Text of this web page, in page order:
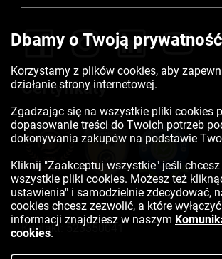
Certyfikaty
Kontakt:523350041
Dbamy o Twoją
Korzystamy z plików cookies, aby
działanie strony internetowej.
Zgadzając się na wszystkie pliki cookies
dopasowanie treści do Twoich potrzeb
dokonywania zakupów na podstawie
Kliknij "Zaakceptuj wszystkie" jeśli
wszystkie pliki cookies. Możesz też
ustawienia" i samodzielnie zdecydować,
cookies chcesz zezwolić, a które
informacji znajdziesz w naszym
cookies.